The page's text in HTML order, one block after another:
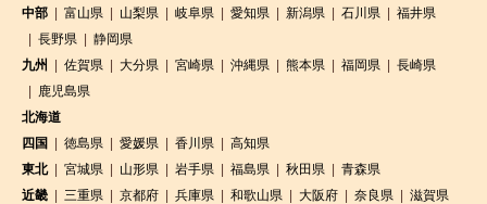
中部
富山県 山梨県 岐阜県 愛知県 新潟県 石川県
福井県
長野県
静岡県
九州
佐賀県 大分県 宮崎県 沖縄県 熊本県 福岡県
長崎県
鹿児島県
北海道
四国
徳島県 愛媛県 香川県
高知県
東北
宮城県 山形県 岩手県 福島県 秋田県
青森県
近畿
三重県 京都府 兵庫県 和歌山県 大阪府 奈良県
滋賀県